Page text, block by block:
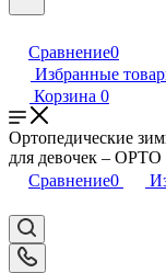
Сравнение0
Избранные
Корзина 0
Ортопедические
для девочек –
Сравнение0